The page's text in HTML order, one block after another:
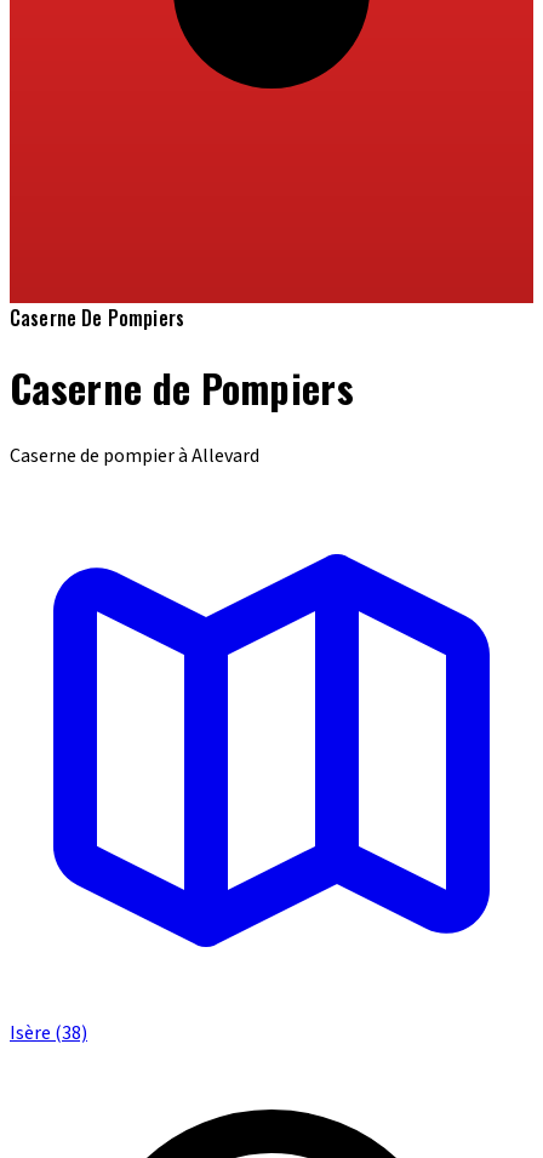
Caserne De Pompiers
Caserne de Pompiers
Caserne de pompier à Allevard
Isère (38)